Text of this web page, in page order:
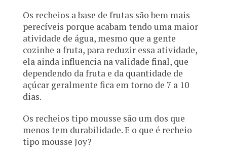
Os recheios a base de frutas são bem mais
perecíveis porque acabam tendo uma maior
atividade de água, mesmo que a gente
cozinhe a fruta, para reduzir essa atividade,
ela ainda influencia na validade final, que
dependendo da fruta e da quantidade de
açúcar geralmente fica em torno de 7 a 10
dias.
Os recheios tipo mousse são um dos que
menos tem durabilidade. E o que é recheio
tipo mousse Joy?